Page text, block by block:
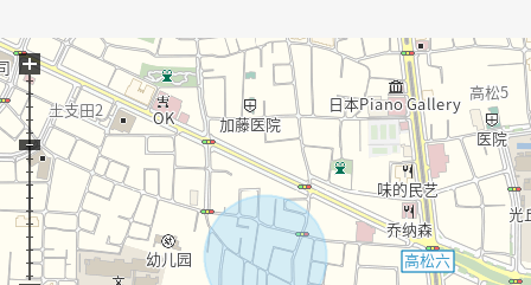
○ 有全居室收纳
○ 约6.6张塌塌米储藏室有WIC
○ 生活INN楼梯
○ 宽松的约15.6张塌塌米LDK
○ 有洗碗机的开放式组合厨房
○ 有浴室烘干机的整体卫浴
○ 在一、两楼厕所设置
○ 有停车位(出自※车型的)
+